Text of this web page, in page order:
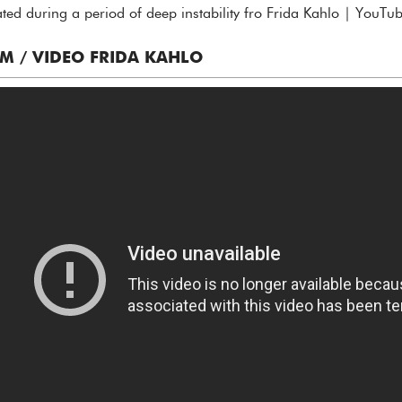
during a period of deep instability fro Frida Kahlo |
/ VIDEO FRIDA KAHLO